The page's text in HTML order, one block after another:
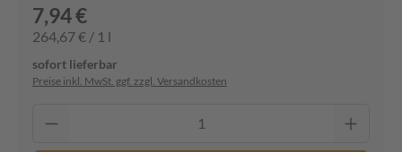
7,94 €
264,67 € / 1 l
sofort lieferbar
Preise inkl. MwSt. ggf. zzgl. Versandkosten